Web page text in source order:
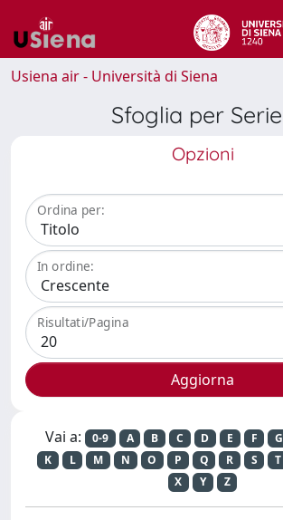
Usiena air - Università di Siena
Sfoglia per Serie
Opzioni
Ordina per:
In ordine:
Risultati/Pagina
Vai a: 0-9 A B C D E F G
K
L M N O P Q R S T
X
Y Z